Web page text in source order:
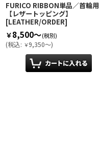
FURICO RIBBON単品／首輪用
【レザートッピング】
[LEATHER/ORDER]
￥8,500～(税別)
(税込: ￥9,350～)